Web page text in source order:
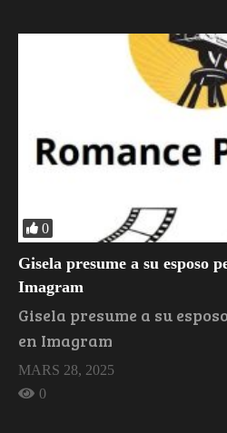
0
Gisela presume a su esposo
Imagram
Gisela presume a su
en Imagram
MARS 28, 2025
0